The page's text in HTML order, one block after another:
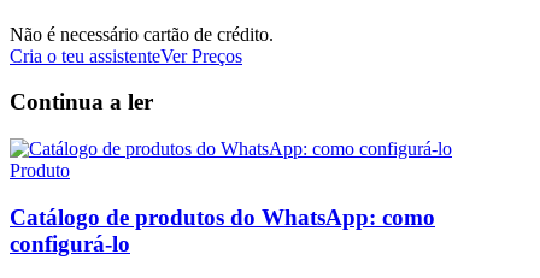
Não é necessário cartão de crédito.
Cria o teu assistenteVer Preços
Continua a ler
Produto
Catálogo de produtos do WhatsApp: como
configurá-lo